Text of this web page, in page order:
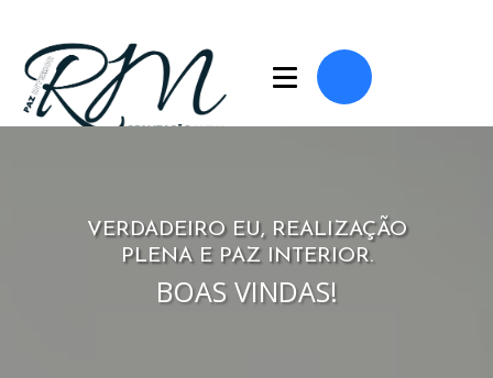
VERDADEIRO EU, REALIZAÇÃO
PLENA E PAZ INTERIOR.
BOAS VINDAS!